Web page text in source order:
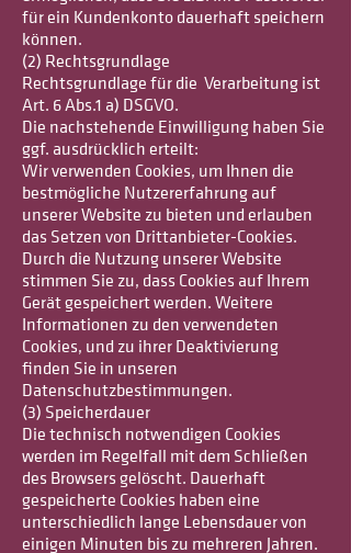
für ein Kundenkonto dauerhaft speichern
können.
(2) Rechtsgrundlage
Rechtsgrundlage für die Verarbeitung ist
Art. 6 Abs.1 a) DSGVO.
Die nachstehende Einwilligung haben Sie
ggf. ausdrücklich erteilt:
Wir verwenden Cookies, um Ihnen die
bestmögliche Nutzererfahrung auf
unserer Website zu bieten und erlauben
das Setzen von Drittanbieter-Cookies.
Durch die Nutzung unserer Website
stimmen Sie zu, dass Cookies auf Ihrem
Gerät gespeichert werden. Weitere
Informationen zu den verwendeten
Cookies, und zu ihrer Deaktivierung
finden Sie in unseren
Datenschutzbestimmungen.
(3) Speicherdauer
Die technisch notwendigen Cookies
werden im Regelfall mit dem Schließen
des Browsers gelöscht. Dauerhaft
gespeicherte Cookies haben eine
unterschiedlich lange Lebensdauer von
einigen Minuten bis zu mehreren Jahren.